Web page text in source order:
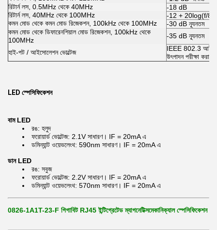
রিটার্ন লস, 0.5MHz থেকে 40MHz
-18 dB
রিটার্ন লস, 40MHz থেকে 100MHz
-12 + 20log(f/
কমন মোড থেকে কমন মোড রিজেকশন, 100kHz থেকে 100MHz
-30 dB ন্যূনতম
কমন মোড থেকে ডিফারেনশিয়াল মোড রিজেকশন, 100kHz থেকে
100MHz
-35 dB ন্যূনতম
হাই-পট / আইসোলেশন ভোল্টেজ
IEEE 802.3
উৎপাদন পরীক্ষা করা
LED স্পেসিফিকেশন
বাম LED
রঙ: হলুদ
ফরোয়ার্ড ভোল্টেজ: 2.1V সাধারণ। IF = 20mA এ
ডমিন্যান্ট ওয়েভলেংথ: 590nm সাধারণ। IF = 20mA এ
ডান LED
রঙ: সবুজ
ফরোয়ার্ড ভোল্টেজ: 2.2V সাধারণ। IF = 20mA এ
ডমিন্যান্ট ওয়েভলেংথ: 570nm সাধারণ। IF = 20mA এ
0826-1A1T-23-F গিগাবিট RJ45 ইন্টিগ্রেটেড ম্যাগনেটিক্সমেকানিক্যাল স্পেসিফিকেশন